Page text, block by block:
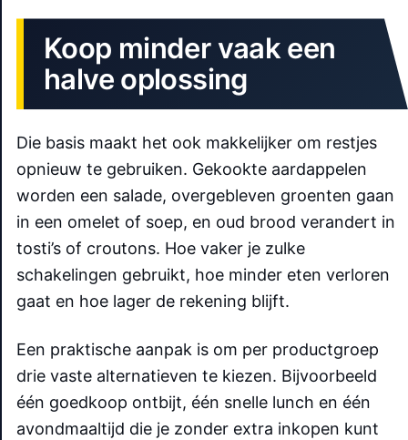
Koop minder vaak een
halve oplossing
Die basis maakt het ook makkelijker om restjes
opnieuw te gebruiken. Gekookte aardappelen
worden een salade, overgebleven groenten gaan
in een omelet of soep, en oud brood verandert in
tosti’s of croutons. Hoe vaker je zulke
schakelingen gebruikt, hoe minder eten verloren
gaat en hoe lager de rekening blijft.
Een praktische aanpak is om per productgroep
drie vaste alternatieven te kiezen. Bijvoorbeeld
één goedkoop ontbijt, één snelle lunch en één
avondmaaltijd die je zonder extra inkopen kunt